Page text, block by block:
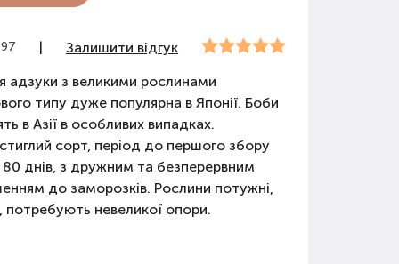
|
Залишити відгук
адзуки з великими рослинами
типу дуже популярна в Японії. Боби
в Азії в особливих випадках.
сорт, період до першого збору
80 днів, з дружним та безперервним
до заморозків. Рослини потужні,
потребують невеликої опори.